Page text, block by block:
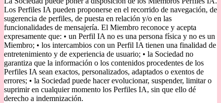
Los Perfiles IA pueden proponerse en el recorrido de navegación, de
sugerencia de perfiles, de puesta en relación y/o en las
funcionalidades de mensajería. El Miembro reconoce y acepta
expresamente que: • un Perfil IA no es una persona física y no es un
Miembro; • los intercambios con un Perfil IA tienen una finalidad de
entretenimiento y de experiencia de usuario; • la Sociedad no
garantiza que la información o los contenidos procedentes de los
Perfiles IA sean exactos, personalizados, adaptados o exentos de
errores; • la Sociedad puede hacer evolucionar, suspender, limitar o
suprimir en cualquier momento los Perfiles IA, sin que ello dé
derecho a indemnización.